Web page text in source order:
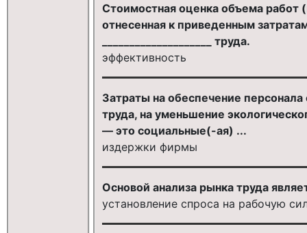
Стоимостная оценка объема работ
отнесенная к приведенным
____________________ труда.
эффективность
Затраты на обеспечение
труда, на уменьшение
— это социальные(-ая) ...
издержки фирмы
Основой анализа рынка труда
установление спроса на рабочую